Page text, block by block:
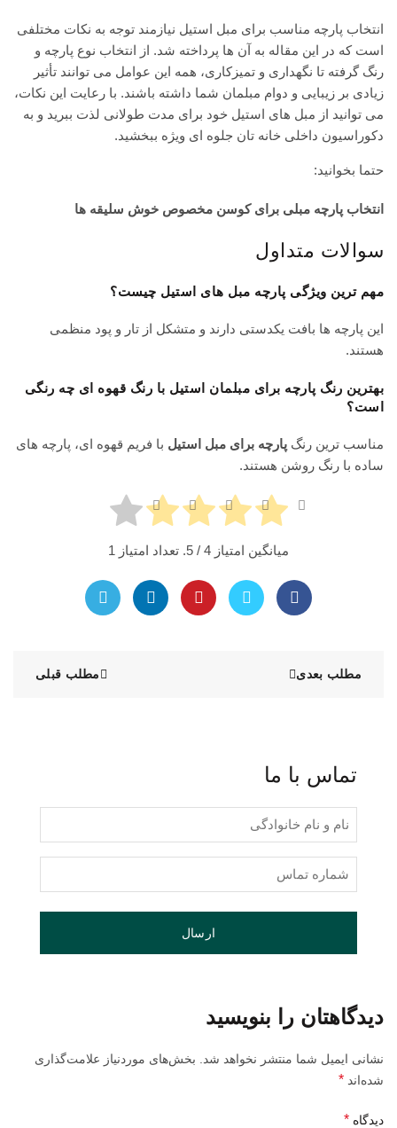
انتخاب پارچه مناسب برای مبل استیل نیازمند توجه به نکات مختلفی
است که در این مقاله به آن ها پرداخته شد. از انتخاب نوع پارچه و
رنگ گرفته تا نگهداری و تمیزکاری، همه این عوامل می توانند تأثیر
زیادی بر زیبایی و دوام مبلمان شما داشته باشند. با رعایت این نکات،
می توانید از مبل های استیل خود برای مدت طولانی لذت ببرید و به
دکوراسیون داخلی خانه تان جلوه ای ویژه ببخشید.
حتما بخوانید:
انتخاب پارچه مبلی برای کوسن مخصوص خوش سلیقه ها
سوالات متداول
مهم ترین ویژگی پارچه مبل های استیل چیست؟
این پارچه ها بافت یکدستی دارند و متشکل از تار و پود منظمی
هستند.
بهترین رنگ پارچه برای مبلمان استیل با رنگ قهوه ای چه رنگی
است؟
مناسب ترین رنگ پارچه برای مبل استیل با فریم قهوه ای، پارچه های
ساده با رنگ روشن هستند.
میانگین امتیاز 4 / 5. تعداد امتیاز 1
مطلب قبلی مطلب بعدی
تماس با ما
نام
و
نام
خانوادگی
شماره
تماس
(Required)
دیدگاهتان را بنویسید
نشانی ایمیل شما منتشر نخواهد شد.
بخش‌های موردنیاز علامت‌گذاری
شده‌اند *
دیدگاه *